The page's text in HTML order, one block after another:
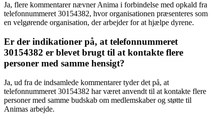
Ja, flere kommentarer nævner Anima i forbindelse med opkald fra
telefonnummeret 30154382, hvor organisationen præsenteres som
en velgørende organisation, der arbejder for at hjælpe dyrene.
Er der indikationer på, at telefonnummeret
30154382 er blevet brugt til at kontakte flere
personer med samme hensigt?
Ja, ud fra de indsamlede kommentarer tyder det på, at
telefonnummeret 30154382 har været anvendt til at kontakte flere
personer med samme budskab om medlemskaber og støtte til
Animas arbejde.